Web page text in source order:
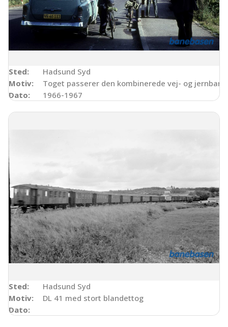
Sted:
Hadsund Syd
Motiv:
Toget passerer den kombinerede vej- og
Dato:
1966-1967
Sted:
Hadsund Syd
Motiv:
DL 41 med stort blandettog
Dato: